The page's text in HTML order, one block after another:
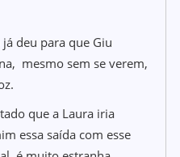
deu para que Giu
mesmo sem se verem,
que a Laura iria
essa saída com esse